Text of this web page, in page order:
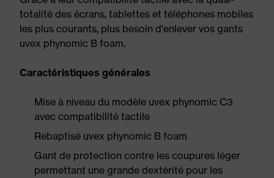
totalité des écrans, tablettes et téléphones mobiles
les plus courants, plus besoin d'enlever vos gants
uvex phynomic B foam.
Caractéristiques générales
Mise à niveau du modèle uvex phynomic C3
avec compatibilité tactile
Rebaptisé uvex phynomic B foam
Gant de protection contre les coupures léger
permettant une grande dextérité pour les